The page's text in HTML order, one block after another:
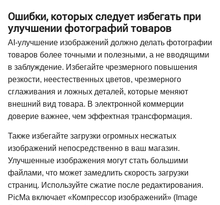
Ошибки, которых следует избегать при
улучшении фотографий товаров
AI-улучшение изображений должно делать фотографии
товаров более точными и полезными, а не вводящими
в заблуждение. Избегайте чрезмерного повышения
резкости, неестественных цветов, чрезмерного
сглаживания и ложных деталей, которые меняют
внешний вид товара. В электронной коммерции
доверие важнее, чем эффектная трансформация.
Также избегайте загрузки огромных несжатых
изображений непосредственно в ваш магазин.
Улучшенные изображения могут стать большими
файлами, что может замедлить скорость загрузки
страниц. Используйте сжатие после редактирования.
PicMa включает «Компрессор изображений» (Image